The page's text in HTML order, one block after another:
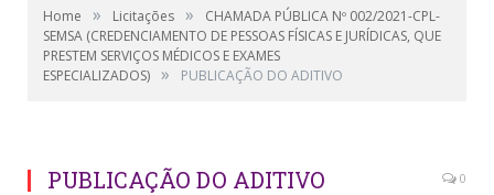
Home » Licitações »
CHAMADA PÚBLICA Nº 002/2021-CPL-
SEMSA (CREDENCIAMENTO DE PESSOAS FÍSICAS E JURÍDICAS, QUE
PRESTEM SERVIÇOS MÉDICOS E EXAMES
ESPECIALIZADOS) » PUBLICAÇÃO DO ADITIVO
PUBLICAÇÃO DO ADITIVO 0